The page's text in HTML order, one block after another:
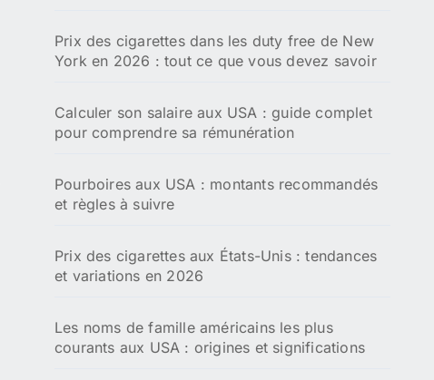
Prix des cigarettes dans les duty free de New
York en 2026 : tout ce que vous devez savoir
Calculer son salaire aux USA : guide complet
pour comprendre sa rémunération
Pourboires aux USA : montants recommandés
et règles à suivre
Prix des cigarettes aux États-Unis : tendances
et variations en 2026
Les noms de famille américains les plus
courants aux USA : origines et significations